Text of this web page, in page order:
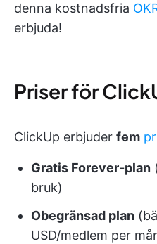
denna kostnadsfria
erbjuda!
Priser för
ClickUp erbjuder fem
Gratis Forever-plan
bruk)
Obegränsad plan
USD/medlem per